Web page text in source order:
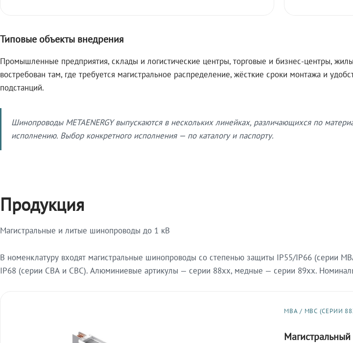
Типовые объекты внедрения
Промышленные предприятия, склады и логистические центры, торговые и бизнес-центры,
востребован там, где требуется магистральное распределение, жёсткие сроки монтажа и
подстанций.
Шинопроводы METAENERGY выпускаются в нескольких линейках, различающихся по
исполнению. Выбор конкретного исполнения — по каталогу и паспорту.
Продукция
Магистральные и литые шинопроводы до 1 кВ
В номенклатуру входят магистральные шинопроводы со степенью защиты IP55/IP66 (серии
IP68 (серии СВА и СВС). Алюминиевые артикулы — серии 88xx, медные — серии 89xx.
МВА / МВС (СЕРИИ